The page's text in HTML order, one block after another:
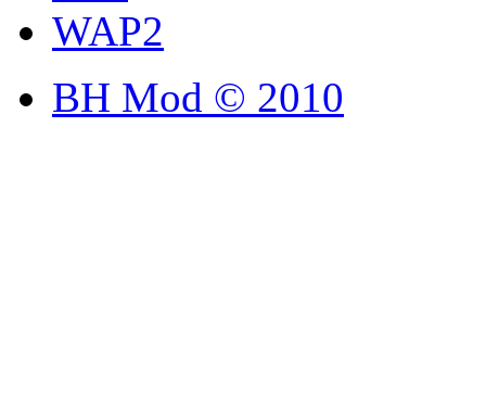
WAP2
BH Mod © 2010